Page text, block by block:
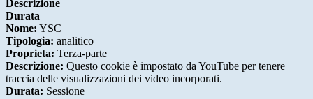
Descrizione
Durata
Nome: YSC
Tipologia: analitico
Proprieta: Terza-parte
Descrizione: Questo cookie è impostato da YouTube per tenere
traccia delle visualizzazioni dei video incorporati.
Durata: Sessione